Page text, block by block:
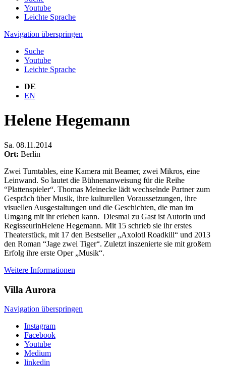
Youtube
Leichte Sprache
Navigation überspringen
Suche
Youtube
Leichte Sprache
DE
EN
Helene Hegemann
Sa. 08.11.2014
Ort: Berlin
Zwei Turntables, eine Kamera mit Beamer, zwei Mikros, eine
Leinwand. So lautet die Bühnenanweisung für die Reihe
“Plattenspieler“. Thomas Meinecke lädt wechselnde Partner zum
Gespräch über Musik, ihre kulturellen Voraussetzungen, ihre
visuellen Ausgestaltungen und die Geschichten, die man im
Umgang mit ihr erleben kann. Diesmal zu Gast ist Autorin und
RegisseurinHelene Hegemann. Mit 15 schrieb sie ihr erstes
Theaterstück, mit 17 den Bestseller „Axolotl Roadkill“ und 2013
den Roman “Jage zwei Tiger“. Zuletzt inszenierte sie mit großem
Erfolg ihre erste Oper „Musik“.
Weitere Informationen
Villa Aurora
Navigation überspringen
Instagram
Facebook
Youtube
Medium
linkedin